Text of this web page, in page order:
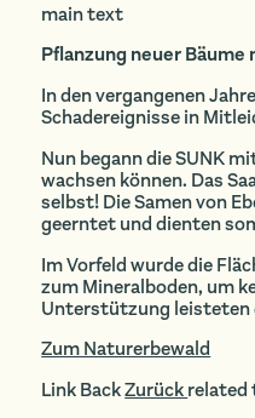
main text
Pflanzung neuer
In den vergangenen
Schadereignisse in
Nun begann die SUNK
wachsen können. Das
selbst! Die Samen von
geerntet und dienten
Im Vorfeld wurde die
zum Mineralboden, um
Unterstützung leisteten
Zum Naturerbewald
Link BackZurück related